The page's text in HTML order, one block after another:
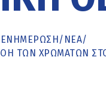
ΕΝΗΜΈΡΩΣΗ/ ΝΕΑ/
ΤΩΝ ΧΡΩΜΆΤΩΝ